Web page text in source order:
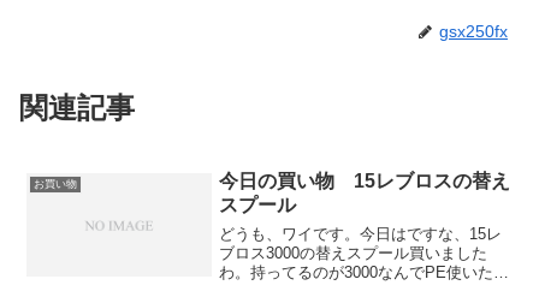
gsx250fx
関連記事
お買い物
今日の買い物 15レブロスの替え
スプール
どうも、ワイです。今日はですな、15レ
ブロス3000の替えスプール買いました
わ。持ってるのが3000なんでPE使いたか